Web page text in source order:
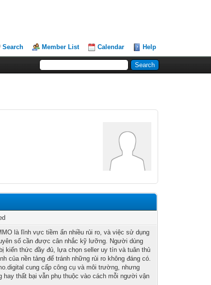
Search Member List Calendar Help
là lĩnh vực tiềm ẩn nhiều rủi ro, và việc sử dụng
số cần được cân nhắc kỹ lưỡng. Người dùng
kiến thức đầy đủ, lựa chọn seller uy tín và tuân thủ
của nền tảng để tránh những rủi ro không đáng có.
cung cấp công cụ và môi trường, nhưng
hay thất bại vẫn phụ thuộc vào cách mỗi người vận